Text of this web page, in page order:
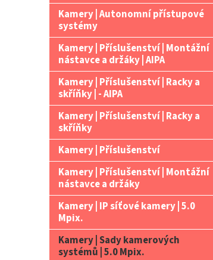
Kamery | Autonomní přístupové
systémy
Kamery | Příslušenství | Montážní
nástavce a držáky | AIPA
Kamery | Příslušenství | Racky a
skříňky | - AIPA
Kamery | Příslušenství | Racky a
skříňky
Kamery | Příslušenství
Kamery | Příslušenství | Montážní
nástavce a držáky
Kamery | IP síťové kamery | 5.0
Mpix.
Kamery | Sady kamerových
systémů | 5.0 Mpix.